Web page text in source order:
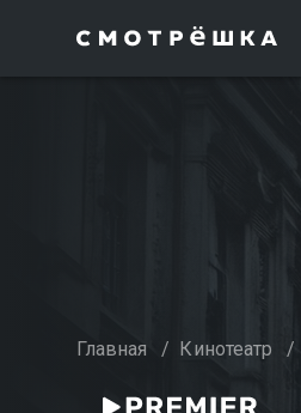
Главная / Кинотеатр /